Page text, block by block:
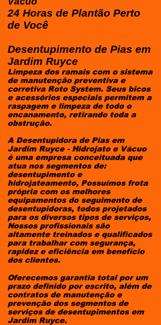
24 Horas de Plantão Perto
de Você
Desentupimento de Pias em
Jardim Ruyce
​Limpeza dos ramais com o sistema
de manutenção preventiva e
corretiva Roto System. Seus bicos
e acessórios especiais permitem a
raspagem e limpeza de todo o
encanamento, retirando toda a
obstrução.
A Desentupidora de Pias em
Jardim Ruyce - Hidrojato e Vácuo
é uma empresa conceituada que
atua nos segmentos de:
desentupimento e
hidrojateamento, Possuímos frota
própria com os melhores
equipamentos do seguimento de
desentupidoras, todos projetados
para os diversos tipos de serviços,
Nossos profissionais são
altamente treinados e qualificados
para trabalhar com segurança,
rapidez e eficiência em benefício
dos clientes.
Oferecemos garantia total por um
prazo definido por escrito, além de
contratos de manutenção e
prevenção dos segmentos de
serviços de desentupimentos em
Jardim Ruyce.